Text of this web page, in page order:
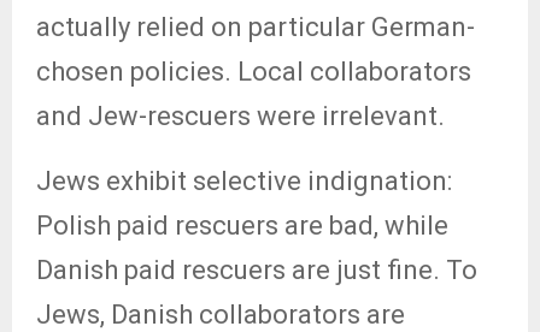
actually relied on particular German-
chosen policies. Local collaborators
and Jew-rescuers were irrelevant.
Jews exhibit selective indignation:
Polish paid rescuers are bad, while
Danish paid rescuers are just fine. To
Jews, Danish collaborators are